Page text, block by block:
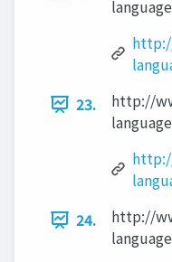
23.
http://
24.
http://